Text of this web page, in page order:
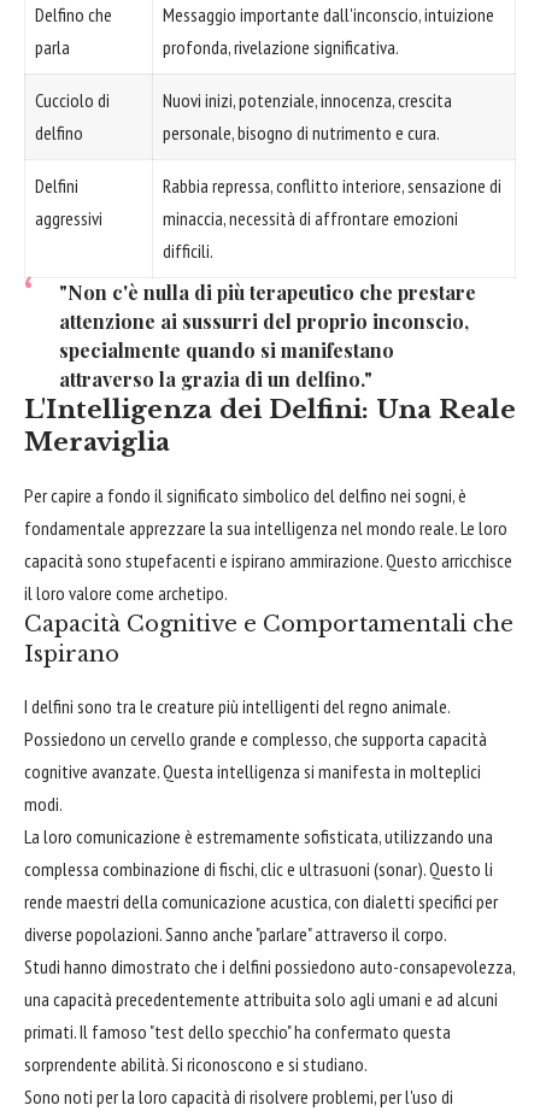
Delfino che
parla
Messaggio importante dall'inconscio, intuizione
profonda, rivelazione significativa.
Cucciolo di
delfino
Nuovi inizi, potenziale, innocenza, crescita
personale, bisogno di nutrimento e cura.
Delfini
aggressivi
Rabbia repressa, conflitto interiore, sensazione di
minaccia, necessità di affrontare emozioni
difficili.
"Non c'è nulla di più terapeutico che prestare
attenzione ai sussurri del proprio inconscio,
specialmente quando si manifestano
attraverso la grazia di un delfino."
L'Intelligenza dei Delfini: Una Reale
Meraviglia
Per capire a fondo il significato simbolico del delfino nei sogni, è
fondamentale apprezzare la sua intelligenza nel mondo reale. Le loro
capacità sono stupefacenti e ispirano ammirazione. Questo arricchisce
il loro valore come archetipo.
Capacità Cognitive e Comportamentali che
Ispirano
I delfini sono tra le creature più intelligenti del regno animale.
Possiedono un cervello grande e complesso, che supporta capacità
cognitive avanzate. Questa intelligenza si manifesta in molteplici
modi.
La loro comunicazione è estremamente sofisticata, utilizzando una
complessa combinazione di fischi, clic e ultrasuoni (sonar). Questo li
rende maestri della comunicazione acustica, con dialetti specifici per
diverse popolazioni. Sanno anche "parlare" attraverso il corpo.
Studi hanno dimostrato che i delfini possiedono auto-consapevolezza,
una capacità precedentemente attribuita solo agli umani e ad alcuni
primati. Il famoso "test dello specchio" ha confermato questa
sorprendente abilità. Si riconoscono e si studiano.
Sono noti per la loro capacità di risolvere problemi, per l'uso di